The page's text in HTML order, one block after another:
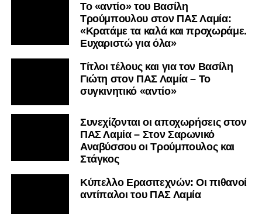
Το «αντίο» του Βασίλη
Τρούμπουλου στον ΠΑΣ Λαμία:
«Κρατάμε τα καλά και προχωράμε.
Ευχαριστώ για όλα»
Τίτλοι τέλους και για τον Βασίλη
Γιώτη στον ΠΑΣ Λαμία – Το
συγκινητικό «αντίο»
Συνεχίζονται οι αποχωρήσεις στον
ΠΑΣ Λαμία – Στον Σαρωνικό
Αναβύσσου οι Τρούμπουλος και
Στάγκος
Κύπελλο Ερασιτεχνών: Οι πιθανοί
αντίπαλοι του ΠΑΣ Λαμία